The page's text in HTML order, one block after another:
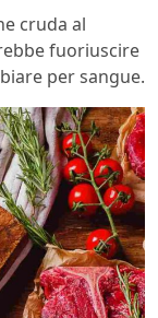
cruda al
fuoriuscire
per sangue.